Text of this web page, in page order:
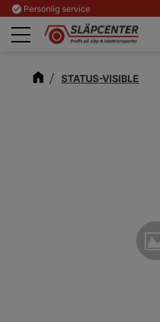
Meny
check_circle Personlig service
STATUS-VISIBLE